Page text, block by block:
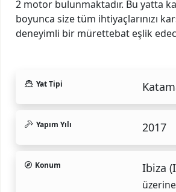
2 motor bulunmaktadır. Bu yatta
boyunca size tüm ihtiyaçlarınızı
deneyimli bir mürettebat eşlik
Yat Tipi
Yapım Yılı 2017
Konum Ibiza